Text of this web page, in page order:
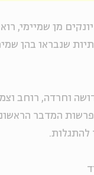
מן שמיימי,
שנבראו בהן
וחרדה, רוחב
המדבר
להתגלות.